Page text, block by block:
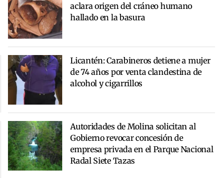
aclara origen del cráneo humano
hallado en la basura
Licantén: Carabineros detiene a mujer
de 74 años por venta clandestina de
alcohol y cigarrillos
Autoridades de Molina solicitan al
Gobierno revocar concesión de
empresa privada en el Parque Nacional
Radal Siete Tazas